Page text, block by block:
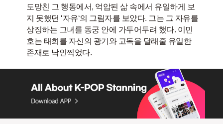
도망친 그 행동에서, 억압된 삶 속에서 유일하게 보
지 못했던 ‘자유‘의 그림자를 보았다. 그는 그 자유를
상징하는 그녀를 동궁 안에 가두어두려 했다. 이민
호는 태희를 자신의 광기와 고독을 달래줄 유일한